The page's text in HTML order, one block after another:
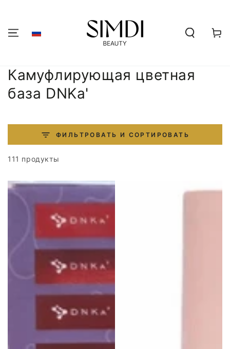
Коллекция:
Камуфлирующая цветная
база DNKa'
ФИЛЬТРОВАТЬ И СОРТИРОВАТЬ
111 продукты